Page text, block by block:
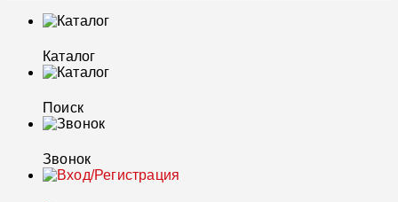
Каталог
Поиск
Звонок